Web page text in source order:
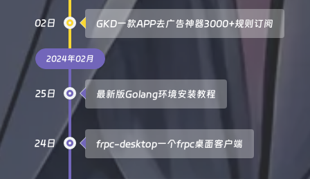
02日 GKD一款APP去广告神器3000+规则订阅
2024年02月
25日 最新版Golang环境安装教程
24日 frpc-desktop一个frpc桌面客户端